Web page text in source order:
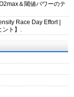
＆閾値パワーのテ
Race Day Effort |
ント】.